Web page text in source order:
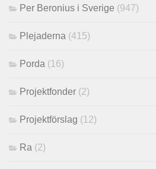
Per Beronius i Sverige (947)
Plejaderna (415)
Porda (16)
Projektfonder (2)
Projektförslag (12)
Ra (2)